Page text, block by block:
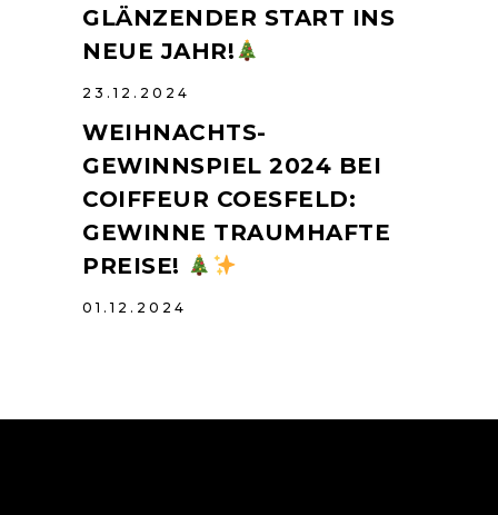
GLÄNZENDER START INS
NEUE JAHR!
23.12.2024
WEIHNACHTS-
GEWINNSPIEL 2024 BEI
COIFFEUR COESFELD:
GEWINNE TRAUMHAFTE
PREISE!
01.12.2024